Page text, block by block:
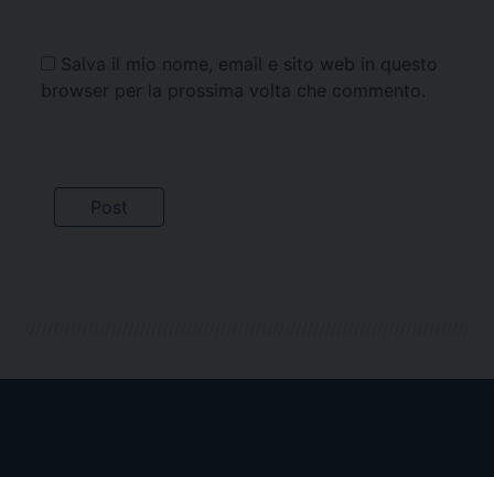
Salva il mio nome, email e sito web in questo
browser per la prossima volta che commento.